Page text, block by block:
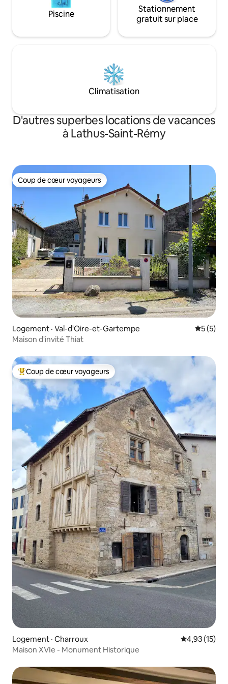
Piscine
Stationnement
gratuit sur place
Climatisation
D'autres superbes locations de vacances
à Lathus-Saint-Rémy
Coup de cœur voyageurs
Coup de cœur voyageurs
Logement · Val-d'Oire-et-Gartempe Note
5 (5)
Maison d'invité Thiat
Coup de cœur voyageurs parmi les plus aimés
Coup de cœur voyageurs
Logement · Charroux Note
4,93 (15)
Maison XVIe - Monument Historique